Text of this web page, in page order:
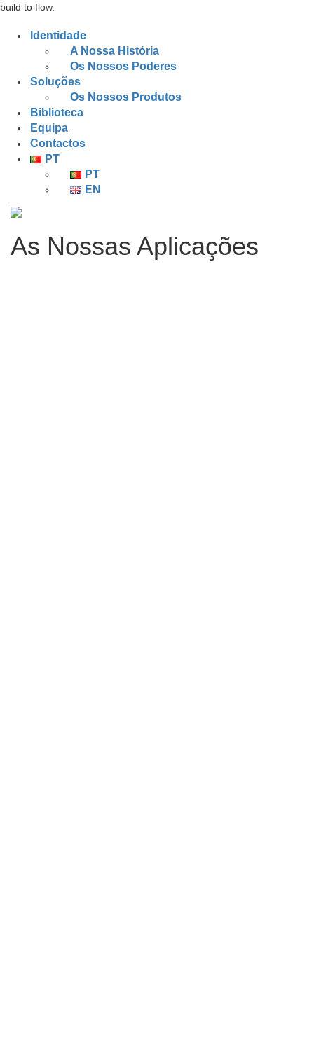
build to flow.
Identidade
A Nossa História
Os Nossos Poderes
Soluções
Os Nossos Produtos
Biblioteca
Equipa
Contactos
PT
PT
EN
As Nossas Aplicações